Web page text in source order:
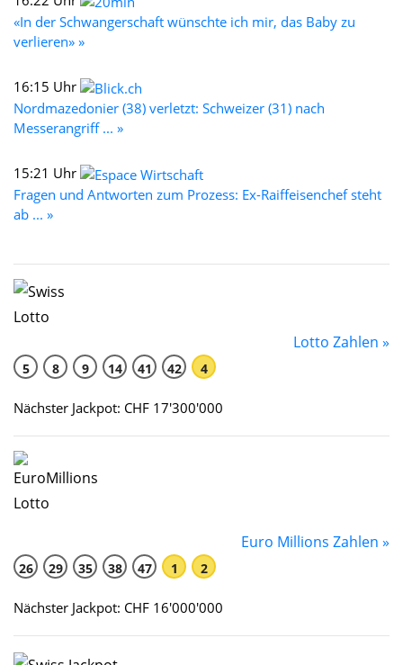
«In der Schwangerschaft wünschte ich mir, das Baby zu
verlieren» »
16:15 Uhr
Nordmazedonier (38) verletzt: Schweizer (31) nach
Messerangriff ... »
15:21 Uhr
Fragen und Antworten zum Prozess: Ex-Raiffeisenchef steht
ab ... »
Lotto Zahlen »
5 8 9 14 41 42 4
Nächster Jackpot: CHF 17'300'000
Euro Millions Zahlen »
26 29 35 38 47 1 2
Nächster Jackpot: CHF 16'000'000